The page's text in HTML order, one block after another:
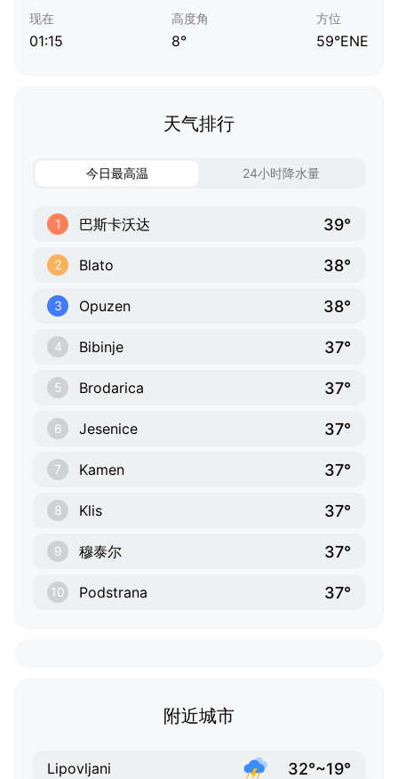
现在
01:15
高度角
8°
方位
59°ENE
天气排行
今日最高温 24小时降水量
1 巴斯卡沃达 39°
2 Blato 38°
3 Opuzen 38°
4 Bibinje 37°
5 Brodarica 37°
6 Jesenice 37°
7 Kamen 37°
8 Klis 37°
9 穆泰尔 37°
10 Podstrana 37°
附近城市
Lipovljani 32°~19°